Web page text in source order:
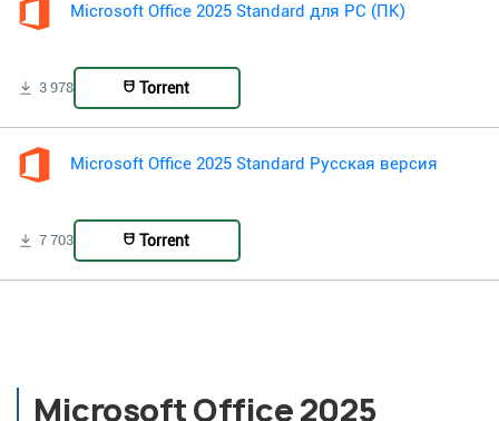
Microsoft Office 2025 Standard для PC (ПК)
3 978 Torrent
Microsoft Office 2025 Standard Русская версия
7 703 Torrent
Microsoft Office 2025